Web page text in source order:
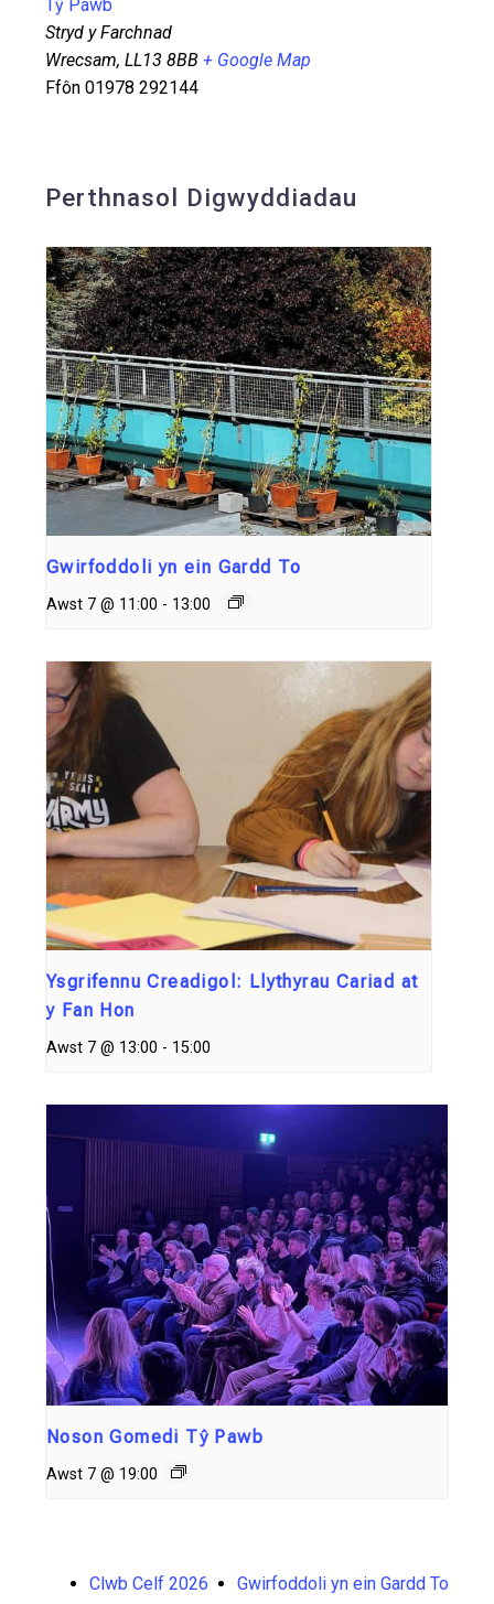
Tŷ Pawb
Stryd y Farchnad
Wrecsam, LL13 8BB + Google Map
Ffôn 01978 292144
Perthnasol Digwyddiadau
Gwirfoddoli yn ein Gardd To
Awst 7 @ 11:00 - 13:00
Ysgrifennu Creadigol: Llythyrau Cariad at
y Fan Hon
Awst 7 @ 13:00 - 15:00
Noson Gomedi Tŷ Pawb
Awst 7 @ 19:00
Clwb Celf 2026 Gwirfoddoli yn ein Gardd To